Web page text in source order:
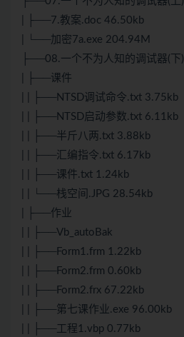
| ├──7.教案.doc 46.50kb
| └──加密7a.exe 204.94M
├──08.一个不为人知的调试器(下)
| ├──课件
| | ├──NTSD调试命令.txt 3.75kb
| | ├──NTSD启动参数.txt 6.11kb
| | ├──半斤八两.txt 3.88kb
| | ├──汇编指令.txt 6.17kb
| | ├──课件.txt 1.24kb
| | └──栈空间.JPG 28.54kb
| ├──作业
| | ├──Vb_autoBak
| | ├──Form1.frm 1.22kb
| | ├──Form2.frm 0.60kb
| | ├──Form2.frx 67.22kb
| | ├──第七课作业.exe 96.00kb
| | ├──工程1.vbp 0.77kb